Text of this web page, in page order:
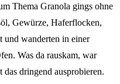
Thema Granola gings ohne
Gewürze, Haferflocken,
und wanderten in einer
Was da rauskam, war
dringend ausprobieren.